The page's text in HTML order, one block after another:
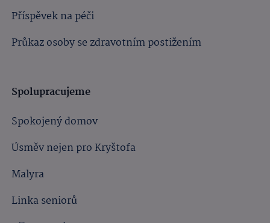
Příspěvek na péči
Průkaz osoby se zdravotním postižením
Spolupracujeme
Spokojený domov
Úsměv nejen pro Kryštofa
Malyra
Linka seniorů